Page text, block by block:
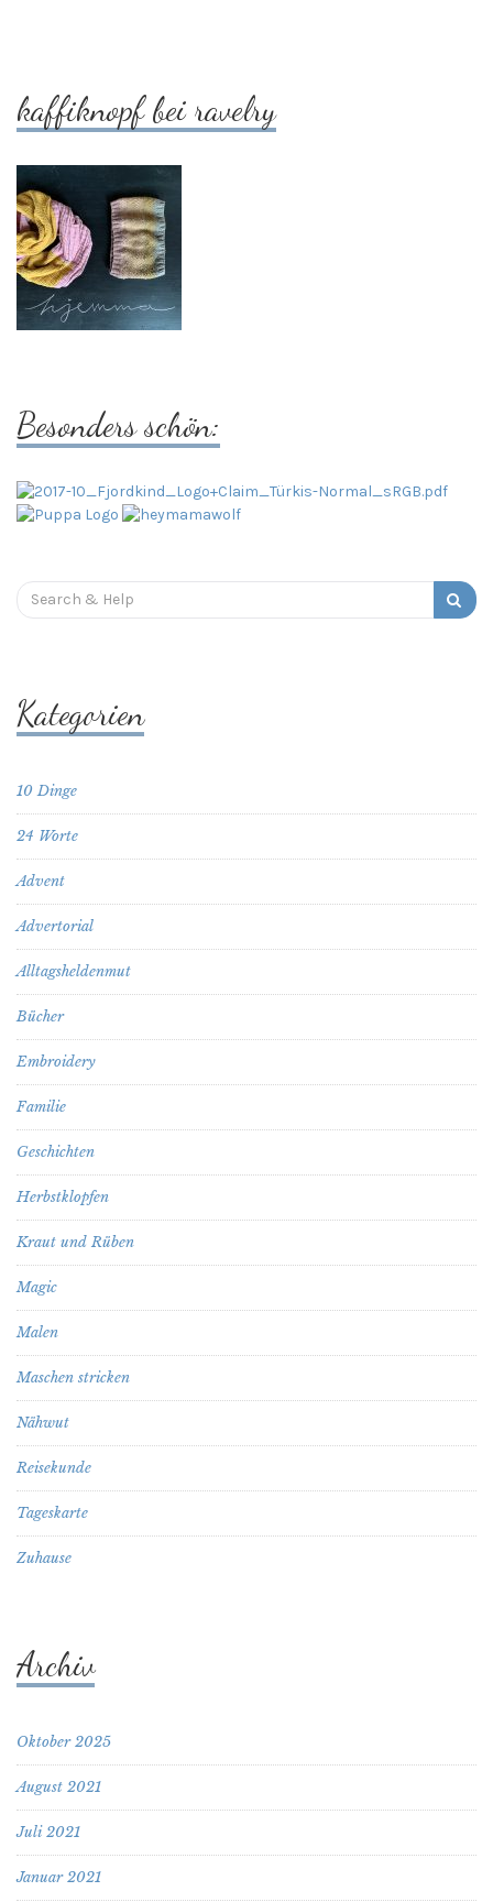
kaffiknopf bei ravelry
Besonders schön:
Search
for:
Kategorien
10 Dinge
24 Worte
Advent
Advertorial
Alltagsheldenmut
Bücher
Embroidery
Familie
Geschichten
Herbstklopfen
Kraut und Rüben
Magic
Malen
Maschen stricken
Nähwut
Reisekunde
Tageskarte
Zuhause
Archiv
Oktober 2025
August 2021
Juli 2021
Januar 2021